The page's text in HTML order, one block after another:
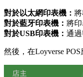
對於以太網印表機：
對於藍牙印表機： 將
對於USB印表機： 通
然後，在Loyverse